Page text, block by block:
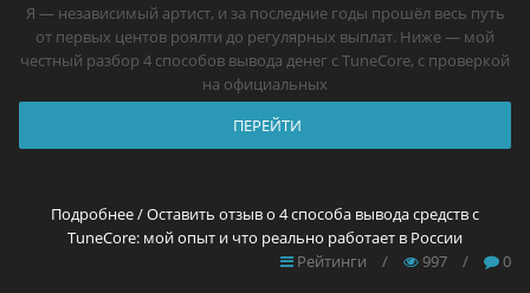
Я — независимый артист, и за последние годы прошёл весь путь
от первых центов роялти до регулярных выплат. Ниже — мой
честный разбор 4 способов вывода денег с TuneCore, с проверкой
на официальных
ПЕРЕЙТИ
Подробнее / Оставить отзыв о 4 способа вывода средств с
TuneCore: мой опыт и что реально работает в России
Рейтинги
/ 997 / 0